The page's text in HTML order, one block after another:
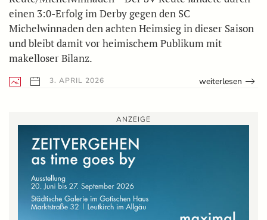
einen 3:0-Erfolg im Derby gegen den SC
Michelwinnaden den achten Heimsieg in dieser Saison
und bleibt damit vor heimischem Publikum mit
makelloser Bilanz.
3. APRIL 2026 weiterlesen
ANZEIGE